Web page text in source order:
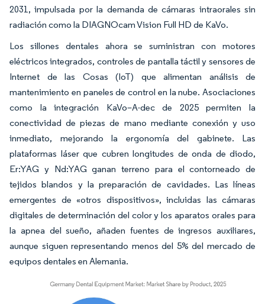
2031, impulsada por la demanda de cámaras intraorales sin
radiación como la DIAGNOcam Vision Full HD de KaVo.
Los sillones dentales ahora se suministran con motores
eléctricos integrados, controles de pantalla táctil y sensores de
Internet de las Cosas (IoT) que alimentan análisis de
mantenimiento en paneles de control en la nube. Asociaciones
como la integración KaVo–A-dec de 2025 permiten la
conectividad de piezas de mano mediante conexión y uso
inmediato, mejorando la ergonomía del gabinete. Las
plataformas láser que cubren longitudes de onda de diodo,
Er:YAG y Nd:YAG ganan terreno para el contorneado de
tejidos blandos y la preparación de cavidades. Las líneas
emergentes de «otros dispositivos», incluidas las cámaras
digitales de determinación del color y los aparatos orales para
la apnea del sueño, añaden fuentes de ingresos auxiliares,
aunque siguen representando menos del 5% del mercado de
equipos dentales en Alemania.